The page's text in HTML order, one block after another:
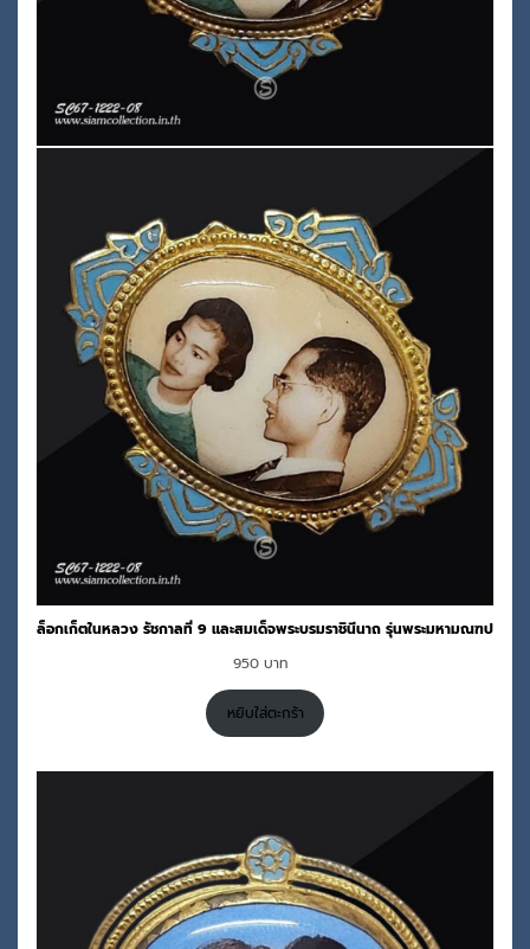
ล็อกเก็ตในหลวง รัชกาลที่ 9 และสมเด็จพระบรมราชินีนาถ รุ่นพระมหามณฑป
950
หยิบใส่ตะกร้า